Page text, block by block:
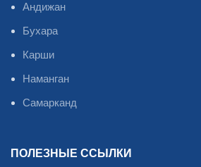
Андижан
Бухара
Карши
Наманган
Самарканд
ПОЛЕЗНЫЕ ССЫЛКИ